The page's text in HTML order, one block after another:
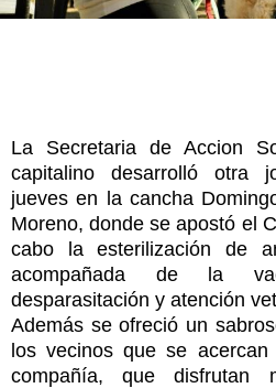
La Secretaria de Accion
capitalino desarrolló otra
jueves en la cancha
Moreno, donde se apostó el
cabo la esterilización de
acompañada de la
desparasitación y atención
Además se ofreció un
los vecinos que se
compañía, que disfrutan